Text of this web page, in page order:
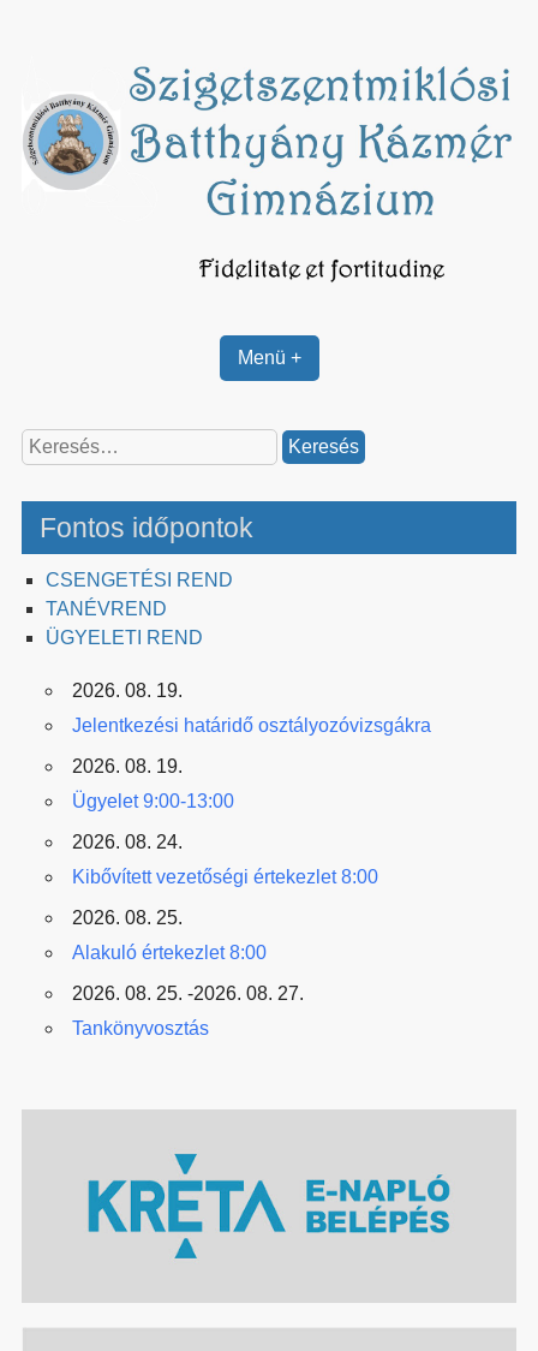
Menü +
Keresés:
Fontos időpontok
CSENGETÉSI REND
TANÉVREND
ÜGYELETI REND
2026. 08. 19.
Jelentkezési határidő osztályozóvizsgákra
2026. 08. 19.
Ügyelet 9:00-13:00
2026. 08. 24.
Kibővített vezetőségi értekezlet 8:00
2026. 08. 25.
Alakuló értekezlet 8:00
2026. 08. 25. -2026. 08. 27.
Tankönyvosztás